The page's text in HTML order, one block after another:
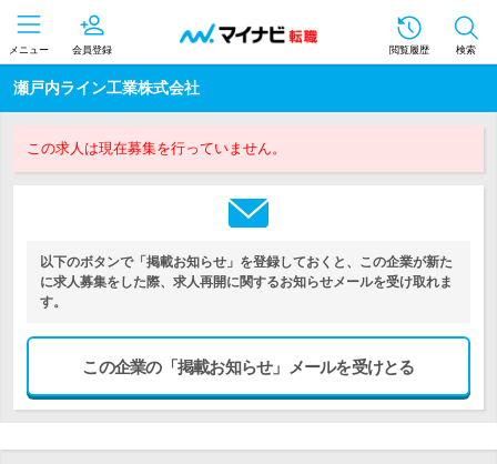
メニュー 会員登録 閲覧履歴 検索
瀬戸内ライン工業株式会社
この求人は現在募集を行っていません。
以下のボタンで「掲載お知らせ」を登録しておくと、この企業が新た
に求人募集をした際、求人再開に関するお知らせメールを受け取れま
す。
この企業の「掲載お知らせ」メールを受けとる